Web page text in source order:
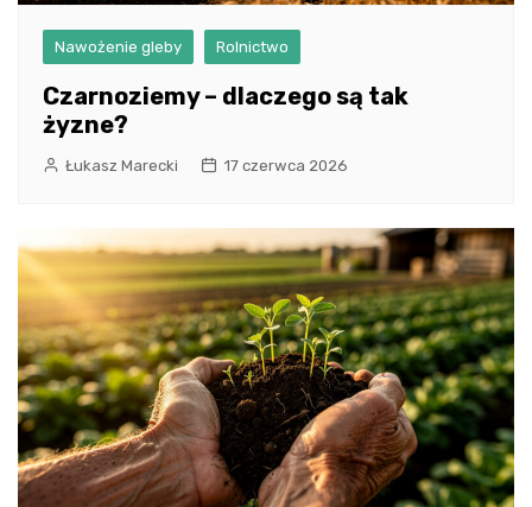
Nawożenie gleby Rolnictwo
Czarnoziemy – dlaczego są tak
żyzne?
Łukasz Marecki 17 czerwca 2026